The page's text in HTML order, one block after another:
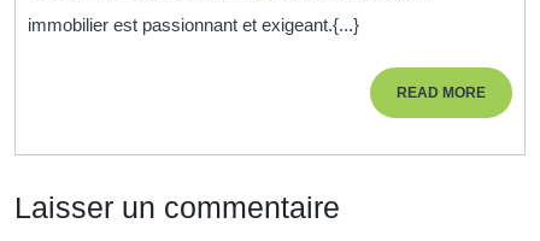
Devenir
Expert
immobilier est passionnant et exigeant.{...}
READ MOREREAD
MORE
Laisser un commentaire